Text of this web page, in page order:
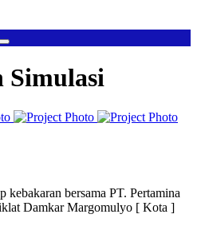
Simulasi
kebakaran bersama PT. Pertamina
Damkar Margomulyo [ Kota ]